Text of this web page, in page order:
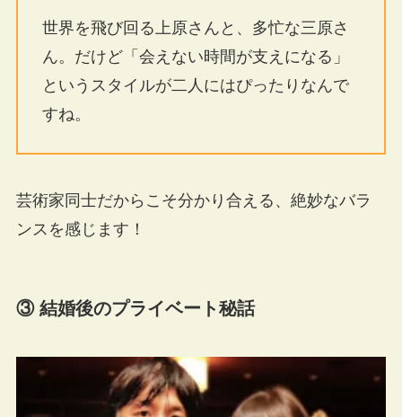
世界を飛び回る上原さんと、多忙な三原さ
ん。だけど「会えない時間が支えになる」
というスタイルが二人にはぴったりなんで
すね。
芸術家同士だからこそ分かり合える、絶妙なバラ
ンスを感じます！
③ 結婚後のプライベート秘話